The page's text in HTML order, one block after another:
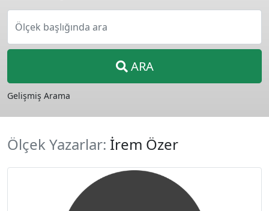
Ölçek başlığında ara
ARA
Gelişmiş Arama
Ölçek Yazarlar: İrem Özer